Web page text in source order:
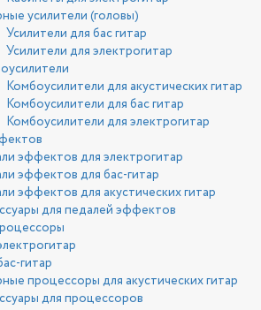
усилители (головы)
Усилители для бас гитар
Усилители для электрогитар
Комбоусилители для акустических гитар
Комбоусилители для бас гитар
Комбоусилители для электрогитар
эффектов для электрогитар
эффектов для бас-гитар
эффектов для акустических гитар
для педалей эффектов
гитар
процессоры для акустических гитар
для процессоров